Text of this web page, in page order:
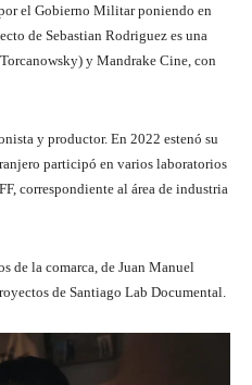
el Gobierno Militar poniendo en
de Sebastian Rodriguez es una
y Mandrake Cine, con
y productor. En 2022 estenó su
participó en varios laboratorios
correspondiente al área de industria
de la comarca, de Juan Manuel
de Santiago Lab Documental.